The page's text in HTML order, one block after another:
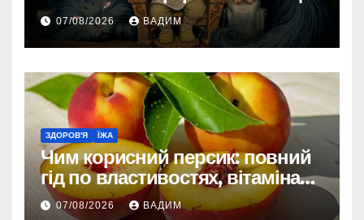
зовнішності
07/08/2026 ВАДИМ
ЗДОРОВ'Я ЇЖА
Чим корисний персик: повний
гід по властивостях, вітамінах і
впливі на організм
07/08/2026 ВАДИМ